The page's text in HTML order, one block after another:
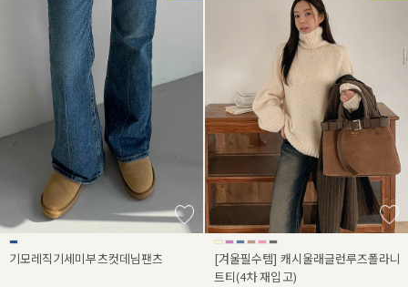
기모레직기세미부츠컷데님팬츠
[겨울필수템] 캐시울래글런루즈폴라니
트티(4차 재입고)